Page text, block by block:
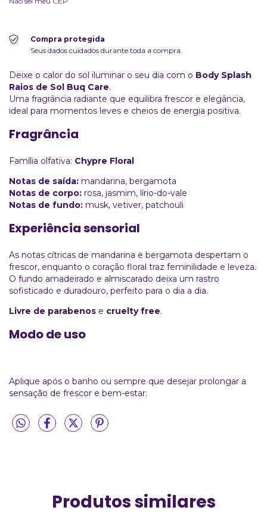
Compra protegida
Seus dados cuidados durante toda a compra.
Deixe o calor do sol iluminar o seu dia com o Body Splash
Raios de Sol Buq Care.
Uma fragrância radiante que equilibra frescor e elegância,
ideal para momentos leves e cheios de energia positiva.
Fragrância
Família olfativa: Chypre Floral
Notas de saída: mandarina, bergamota
Notas de corpo: rosa, jasmim, lírio-do-vale
Notas de fundo: musk, vetiver, patchouli
Experiência sensorial
As notas cítricas de mandarina e bergamota despertam o
frescor, enquanto o coração floral traz feminilidade e leveza.
O fundo amadeirado e almiscarado deixa um rastro
sofisticado e duradouro, perfeito para o dia a dia.
Livre de parabenos e cruelty free.
Modo de uso
Aplique após o banho ou sempre que desejar prolongar a
sensação de frescor e bem-estar.
Produtos similares